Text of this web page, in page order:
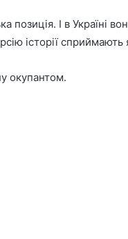
позиція. І в Україні
історії
окупантом.